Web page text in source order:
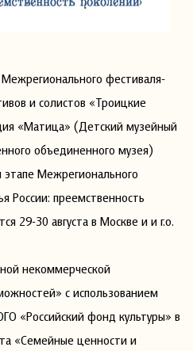
фестиваля-
и солистов «Троицкие
«Матица» (Детский музейный
объединенного музея)
Межрегионального
России: преемственность
29-30 августа в Москве и и г.о.
некоммерческой
с использованием
«Российский фонд культуры» в
«Семейные ценности и